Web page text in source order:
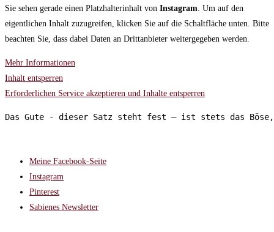
Sie sehen gerade einen Platzhalterinhalt von Instagram . Um auf den
eigentlichen Inhalt zuzugreifen, klicken Sie auf die Schaltfläche unten. Bitte
beachten Sie, dass dabei Daten an Drittanbieter weitergegeben werden.
Mehr Informationen
Inhalt entsperren
Erforderlichen Service akzeptieren und Inhalte entsperren
Das Gute - dieser Satz steht fest – ist stets das Böse,
Meine Facebook-Seite
Instagram
Pinterest
Sabienes Newsletter